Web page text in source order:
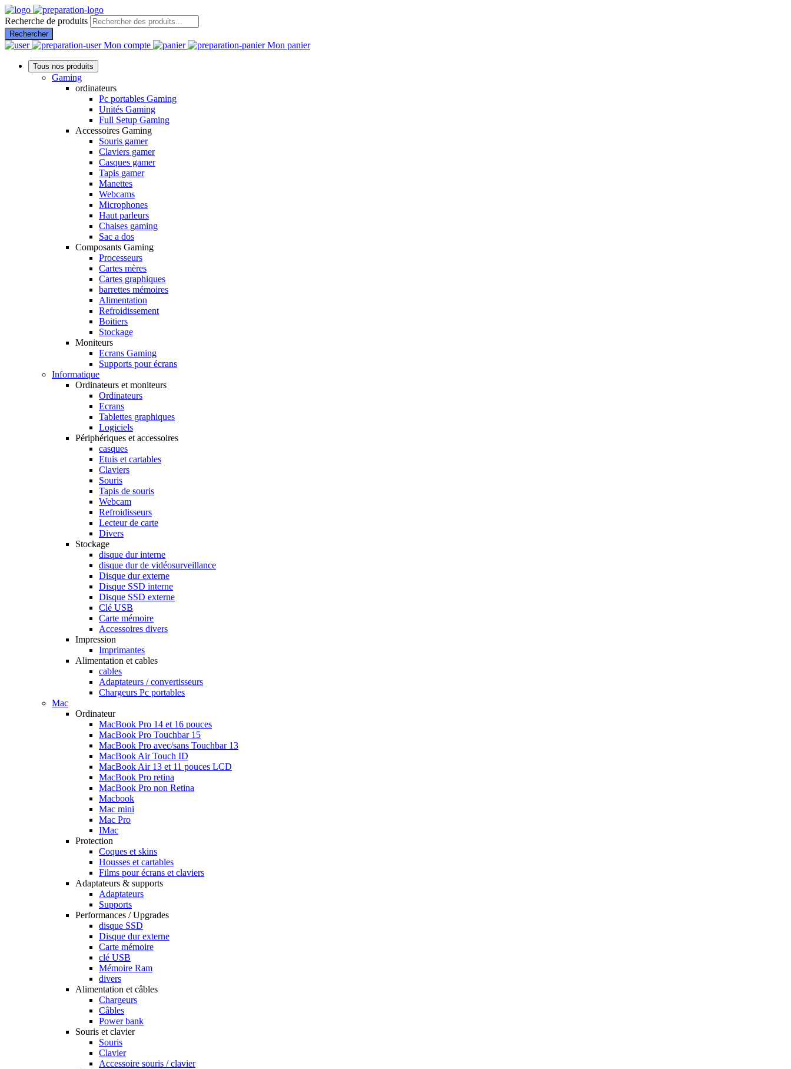
Recherche de produits
Rechercher
Mon compte Mon panier
Tous nos produits
Gaming
ordinateurs
Pc portables Gaming
Unités Gaming
Full Setup Gaming
Accessoires Gaming
Souris gamer
Claviers gamer
Casques gamer
Tapis gamer
Manettes
Webcams
Microphones
Haut parleurs
Chaises gaming
Sac a dos
Composants Gaming
Processeurs
Cartes mères
Cartes graphiques
barrettes mémoires
Alimentation
Refroidissement
Boitiers
Stockage
Moniteurs
Ecrans Gaming
Supports pour écrans
Informatique
Ordinateurs et moniteurs
Ordinateurs
Ecrans
Tablettes graphiques
Logiciels
Périphériques et accessoires
casques
Etuis et cartables
Claviers
Souris
Tapis de souris
Webcam
Refroidisseurs
Lecteur de carte
Divers
Stockage
disque dur interne
disque dur de vidéosurveillance
Disque dur externe
Disque SSD interne
Disque SSD externe
Clé USB
Carte mémoire
Accessoires divers
Impression
Imprimantes
Alimentation et cables
cables
Adaptateurs / convertisseurs
Chargeurs Pc portables
Mac
Ordinateur
MacBook Pro 14 et 16 pouces
MacBook Pro Touchbar 15
MacBook Pro avec/sans Touchbar 13
MacBook Air Touch ID
MacBook Air 13 et 11 pouces LCD
MacBook Pro retina
MacBook Pro non Retina
Macbook
Mac mini
Mac Pro
IMac
Protection
Coques et skins
Housses et cartables
Films pour écrans et claviers
Adaptateurs & supports
Adaptateurs
Supports
Performances / Upgrades
disque SSD
Disque dur externe
Carte mémoire
clé USB
Mémoire Ram
divers
Alimentation et câbles
Chargeurs
Câbles
Power bank
Souris et clavier
Souris
Clavier
Accessoire souris / clavier